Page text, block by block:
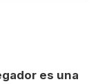
es una